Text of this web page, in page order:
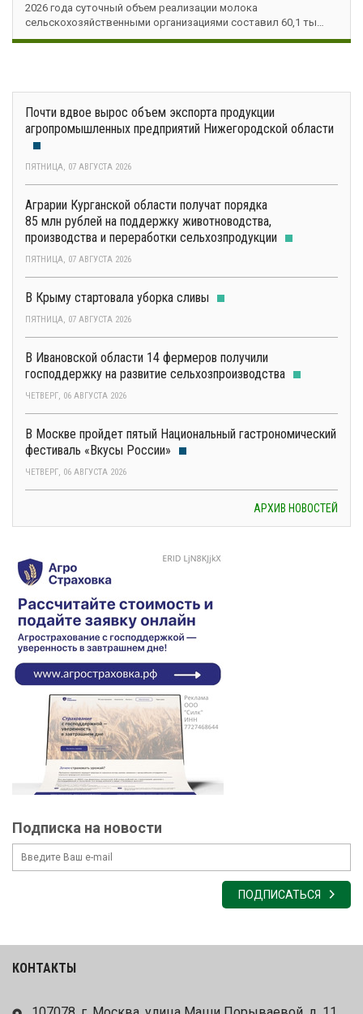
2026 года суточный объем реализации молока
сельскохозяйственными организациями составил 60,1 ты…
Почти вдвое вырос объем экспорта продукции
агропромышленных предприятий Нижегородской области
ПЯТНИЦА, 07 АВГУСТА 2026
Аграрии Курганской области получат порядка
85 млн рублей на поддержку животноводства,
производства и переработки сельхозпродукции
ПЯТНИЦА, 07 АВГУСТА 2026
В Крыму стартовала уборка сливы
ПЯТНИЦА, 07 АВГУСТА 2026
В Ивановской области 14 фермеров получили
господдержку на развитие сельхозпроизводства
ЧЕТВЕРГ, 06 АВГУСТА 2026
В Москве пройдет пятый Национальный гастрономический
фестиваль «Вкусы России»
ЧЕТВЕРГ, 06 АВГУСТА 2026
АРХИВ НОВОСТЕЙ
Подписка на новости
ПОДПИСАТЬСЯ
КОНТАКТЫ